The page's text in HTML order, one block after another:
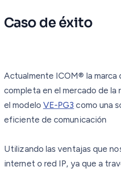
Caso de éxito
Actualmente ICOM® la marca
completa en el mercado de
el modelo VE-PG3 como una
eficiente de comunicación
Utilizando las ventajas que
internet o red IP, ya que a